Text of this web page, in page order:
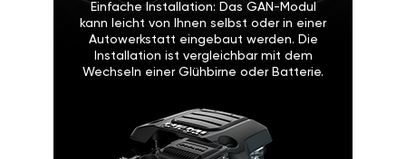
Einfache Installation: Das GAN-Modul
kann leicht von Ihnen selbst oder in einer
Autowerkstatt eingebaut werden. Die
Installation ist vergleichbar mit dem
Wechseln einer Glühbirne oder Batterie.